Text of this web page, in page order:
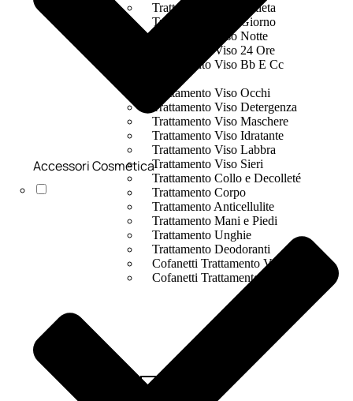
Trattamento Viso Antieta
Trattamento Viso Giorno
Trattamento Viso Notte
Trattamento Viso 24 Ore
Trattamento Viso Bb E Cc
Trattamento Viso Occhi
Trattamento Viso Detergenza
Trattamento Viso Maschere
Trattamento Viso Idratante
Trattamento Viso Labbra
Trattamento Viso Sieri
Trattamento Collo e Decolleté
Trattamento Corpo
Trattamento Anticellulite
Trattamento Mani e Piedi
Trattamento Unghie
Trattamento Deodoranti
Cofanetti Trattamento Viso
Cofanetti Trattamento Corpo
Accessori Cosmetica